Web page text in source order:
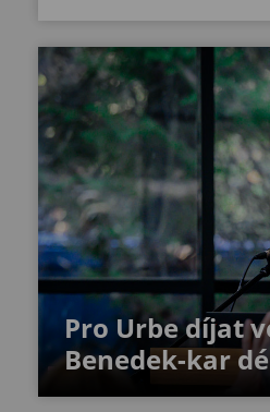
Pro Urbe díjat
Benedek-kar